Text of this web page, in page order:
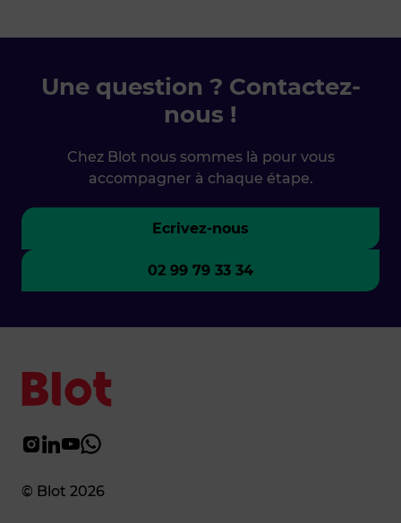
Une question ? Contactez-
nous !
Chez Blot nous sommes là pour vous
accompagner à chaque étape.
Ecrivez-nous
02 99 79 33 34
© Blot 2026